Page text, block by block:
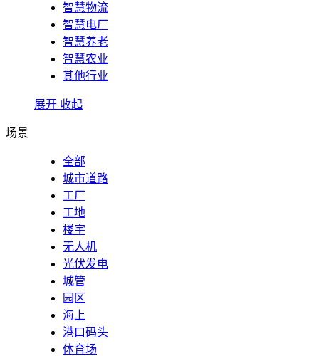
智慧物流
智慧电厂
智慧养老
智慧农业
其他行业
展开 收起
场景
全部
城市道路
工厂
工地
楼宇
无人机
光伏发电
城管
园区
海上
港口码头
体育场